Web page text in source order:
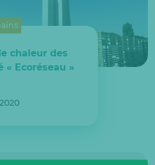
chaleur des
« Ecoréseau »